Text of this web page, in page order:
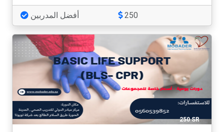
أفضل المدربين 250
250 SR